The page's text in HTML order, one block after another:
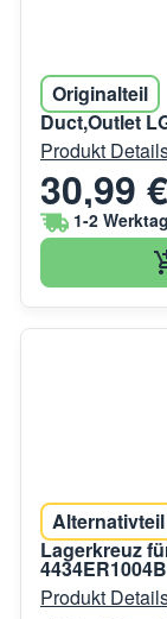
Originalteil
Duct,Outlet
Produkt
30,99 €
1-2
Alternativteil
Lagerkreuz
Produkt